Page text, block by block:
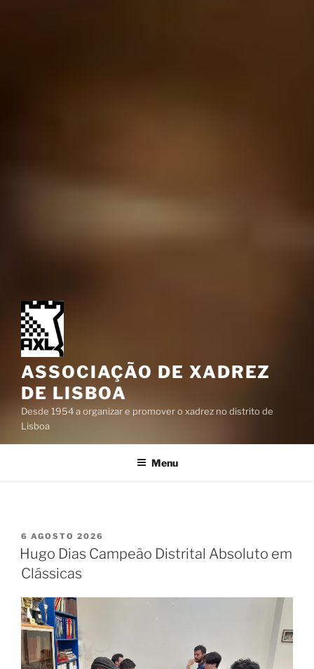
ASSOCIAÇÃO DE XADREZ
DE LISBOA
Desde 1954 a organizar e promover o xadrez no distrito de
Lisboa
Menu
PUBLICADO
EM
6 AGOSTO 2026
Hugo Dias Campeão Distrital Absoluto em
Clássicas